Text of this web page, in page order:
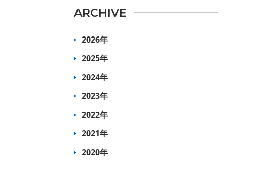
ARCHIVE
2026年
2025年
2024年
2023年
2022年
2021年
2020年